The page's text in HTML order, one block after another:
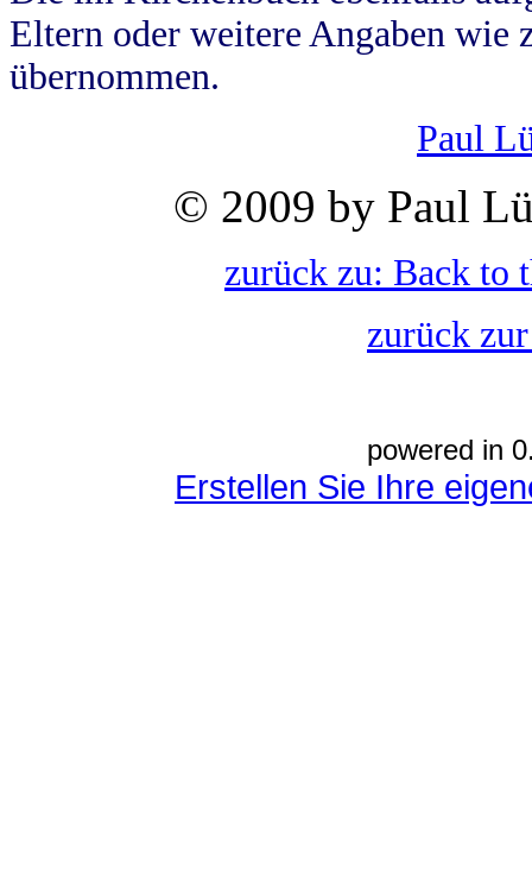
Eltern oder weitere Angaben wie
übernommen.
Paul
© 2009 by Paul
zurück zu: Back to
zurück
powered in
Erstellen Sie Ihre